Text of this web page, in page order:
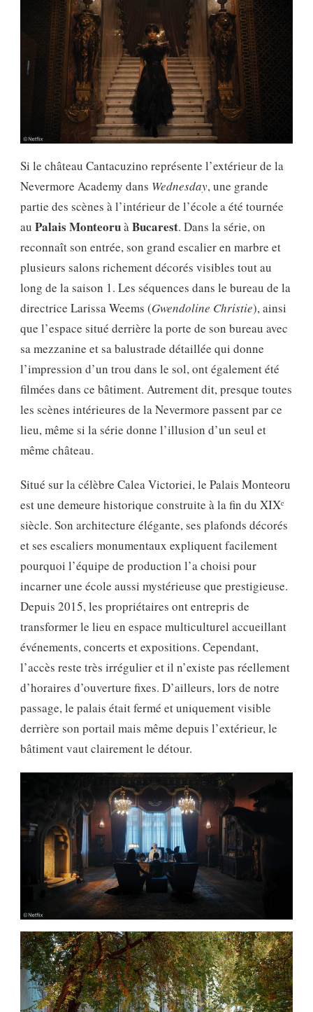
Si le château Cantacuzino représente l’extérieur de la
Nevermore Academy dans Wednesday, une grande
partie des scènes à l’intérieur de l’école a été tournée
au Palais MonteoruàBucarest. Dans la série, on
reconnaît son entrée, son grand escalier en marbre et
plusieurs salons richement décorés visibles tout au
long de la saison 1. Les séquences dans le bureau de la
directrice Larissa Weems (Gwendoline Christie), ainsi
que l’espace situé derrière la porte de son bureau avec
sa mezzanine et sa balustrade détaillée qui donne
l’impression d’un trou dans le sol, ont également été
filmées dans ce bâtiment. Autrement dit, presque toutes
les scènes intérieures de la Nevermore passent par ce
lieu, même si la série donne l’illusion d’un seul et
même château.
Situé sur la célèbre Calea Victoriei, le Palais Monteoru
est une demeure historique construite à la fin du XIXᵉ
siècle. Son architecture élégante, ses plafonds décorés
et ses escaliers monumentaux expliquent facilement
pourquoi l’équipe de production l’a choisi pour
incarner une école aussi mystérieuse que prestigieuse.
Depuis 2015, les propriétaires ont entrepris de
transformer le lieu en espace multiculturel accueillant
événements, concerts et expositions. Cependant,
l’accès reste très irrégulier et il n’existe pas réellement
d’horaires d’ouverture fixes. D’ailleurs, lors de notre
passage, le palais était fermé et uniquement visible
derrière son portail mais même depuis l’extérieur, le
bâtiment vaut clairement le détour.